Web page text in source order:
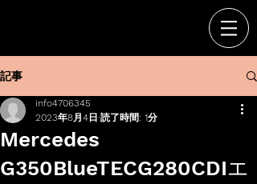
記事
Mercedes
G350BlueTECG280CDIエ
info4706345
2023年8月4日 読了時間: 1分